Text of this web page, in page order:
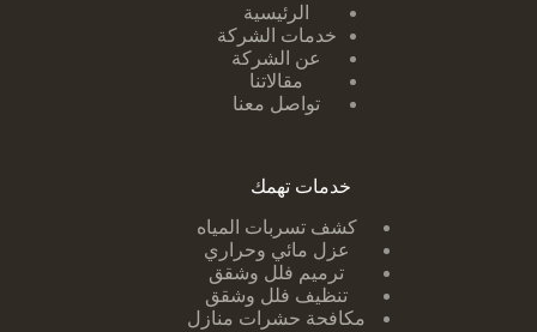
الرئيسية
خدمات الشركة
عن الشركة
مقالاتنا
تواصل معنا
خدمات تهمك
كشف تسربات ا لمياه
عزل مائي وحراري
ترميم فلل وشقق
تنظيف فلل وشقق
مكافحة حشرات منازل